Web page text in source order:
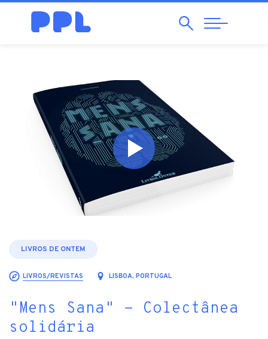
Pesquisar
Abrir
Navegação
LIVROS DE ONTEM
LIVROS/REVISTAS LISBOA, PORTUGAL
"Mens Sana" - Colectânea
solidária